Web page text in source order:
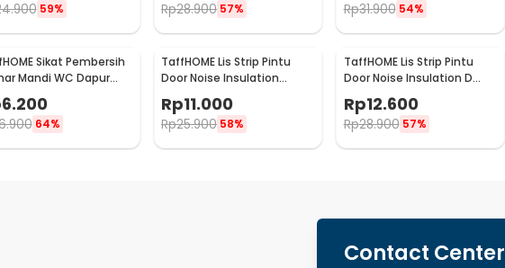
59% Rp28.900 57% Rp31.900 54%
Sikat Pembersih
Mandi WC Dapur
Brush - 8211
6.200
64%
TaffHOME Lis Strip Pintu
Door Noise Insulation
5Mx9mmx9mm - KK-061
Rp11.000
Rp25.900 58%
TaffHOME Lis Strip Pintu
Door Noise Insulation D
Tape 9x6mm 10M - KK-062
Rp12.600
Rp28.900 57%
Contact Center